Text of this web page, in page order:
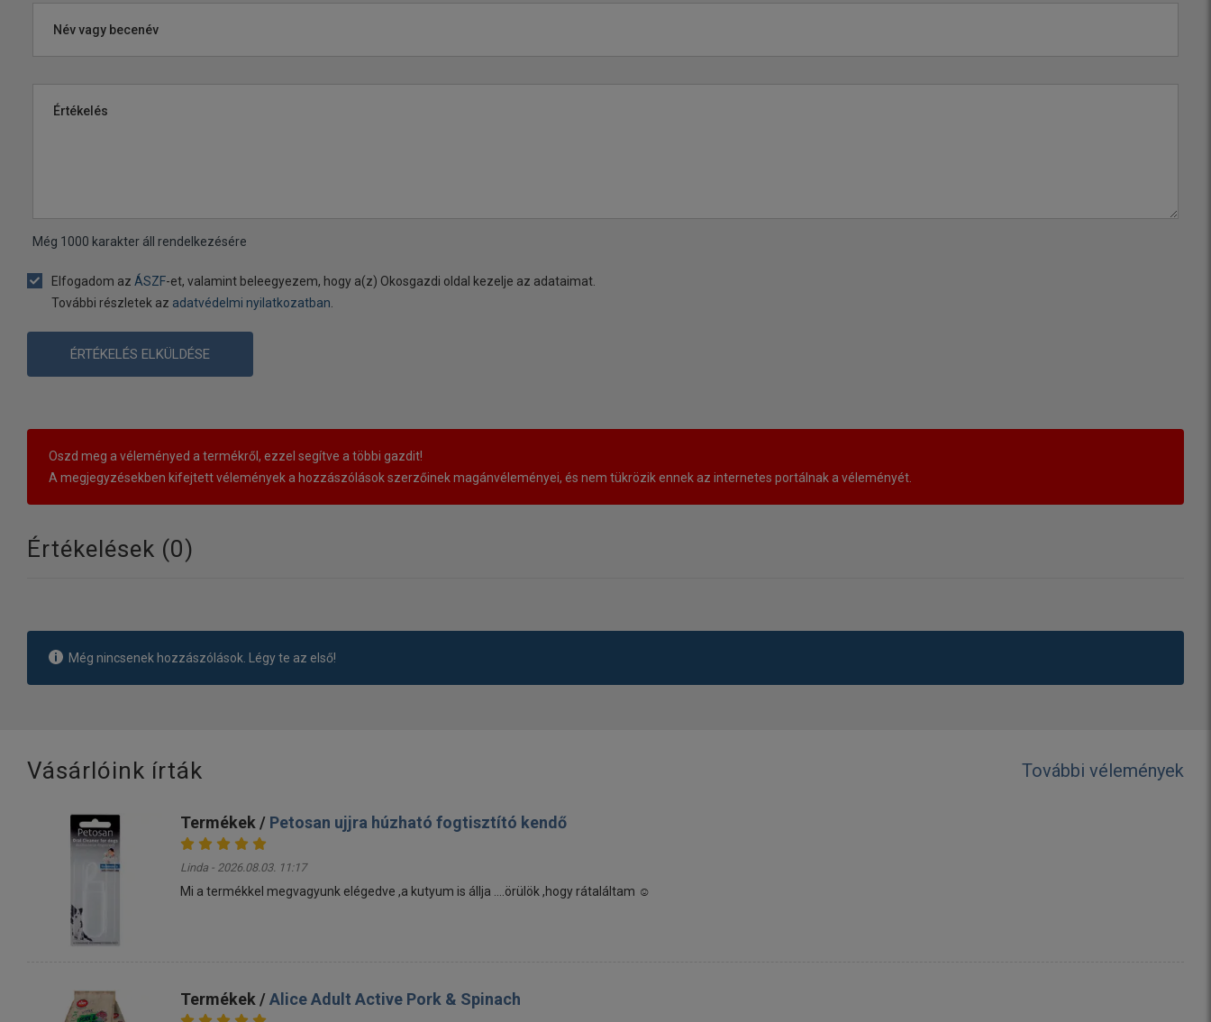
Név vagy becenév
Értékelés
Még 1000 karakter áll rendelkezésére
Elfogadom az ÁSZF-et, valamint beleegyezem, hogy a(z) Okosgazdi oldal kezelje az adataimat.
További részletek az adatvédelmi nyilatkozatban
ÉRTÉKELÉS ELKÜLDÉSE
Oszd meg a véleményed a termékről, ezzel segítve a többi gazdit!
A megjegyzésekben kifejtett vélemények a hozzászólások szerzőinek magánvéleményei, és nem tükrözik ennek az internetes portálnak a véleményét.
Értékelések (0)
Még nincsenek hozzászólások. Légy te az első!
Vásárlóink írták További vélemények
Termékek / Petosan ujjra húzható fogtisztító kendő
Linda - 2026.08.03. 11:17
Mi a termékkel megvagyunk elégedve ,a kutyum is állja ....örülök ,hogy rátaláltam ☺️
Termékek /Alice Adult Active Pork & Spinach